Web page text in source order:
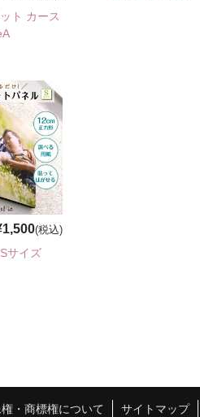
ト カース
(税込)
サイズ
・商標権について サイトマップ